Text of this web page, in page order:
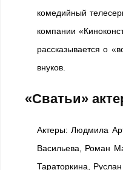
комедийный
компании
рассказывается о
внуков.
«Сватьи»
Актеры: Людмила
Васильева, Роман
Тараторкина,